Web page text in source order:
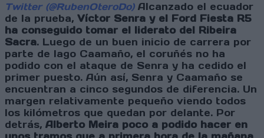
Twitter (@RubenOteroDo)Alcanzado el ecuador
de la prueba, Víctor Senra y el Ford Fiesta R5
ha conseguido tomar el liderato del Ribeira
Sacra. Luego de un buen inicio de carrera por
parte de Iago Caamaño, el coruñés no ha
podido con el ataque de Senra y ha cedido el
primer puesto. Aún así, Senra y Caamaño se
encuentran a cinco segundos de diferencia. Un
margen relativamente pequeño viendo todos
los kilómetros que quedan por delante. Por
detrás, Alberto Meira poco a podido hacer en